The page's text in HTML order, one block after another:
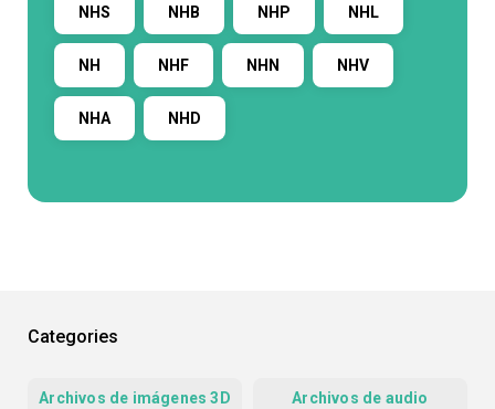
NHS NHB NHP NHL
NH NHF NHN NHV
NHA NHD
Categories
Archivos de imágenes 3D Archivos de audio